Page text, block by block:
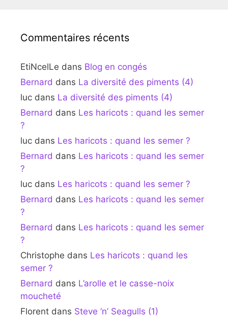
Commentaires récents
EtiNcelLe dans Blog en congés
Bernard dans La diversité des piments (4)
luc dans La diversité des piments (4)
Bernard dans Les haricots : quand les semer
?
luc dans Les haricots : quand les semer ?
Bernard dans Les haricots : quand les semer
?
luc dans Les haricots : quand les semer ?
Bernard dans Les haricots : quand les semer
?
Bernard dans Les haricots : quand les semer
?
Christophe dans Les haricots : quand les
semer ?
Bernard dans L’arolle et le casse-noix
moucheté
Florent dans Steve ‘n’ Seagulls (1)